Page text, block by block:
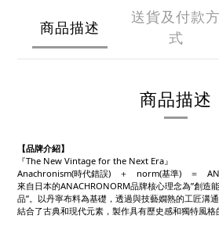
商品描述
送貨及付款方
式
商品描述
【品牌介紹】
『The New Vintage for the Next Era』
Anachronism(時代錯誤) ＋ norm(基準) ＝
來自日本的ANACHRONORM品牌核心理念為”創造
品”。以丹寧布料為基礎，透過與技藝嫺熟的工匠溝
結合了古典和現代元素，製作具有歷史感和獨特風格